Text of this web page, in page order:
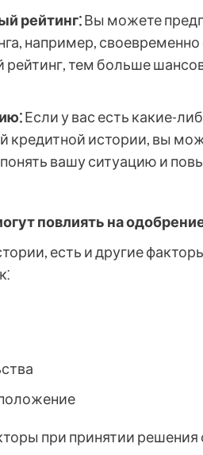
рейтинг⁚Вы можете
например,
тем больше
Если у вас есть какие-
кредитной истории, вы
вашу ситуацию и
повлиять на
есть и другие
при принятии